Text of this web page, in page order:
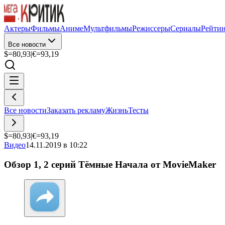
АктерыФильмыАнимеМультфильмыРежиссерыСериалы
Все новости
$=80,93|€=93,19
Все новостиЗаказать рекламуЖизньТесты
$=80,93|€=93,19
Видео14.11.2019 в 10:22
Обзор 1, 2 серий Тёмные Начала от MovieMaker